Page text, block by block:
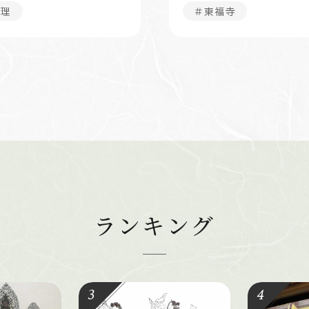
＃東福寺
ランキング